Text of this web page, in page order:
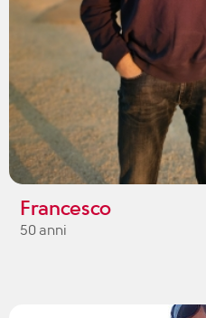
Francesco
50 anni